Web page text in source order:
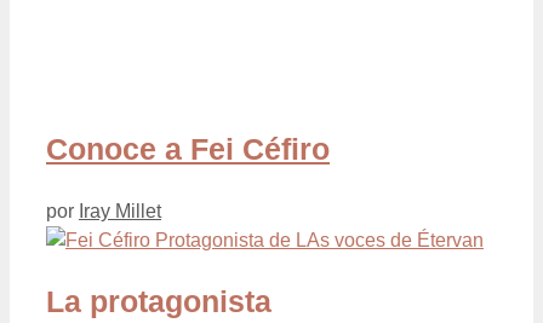
Conoce a Fei Céfiro
por Iray Millet
La protagonista